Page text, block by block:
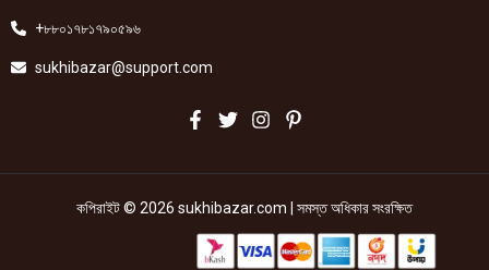
+৮৮০১৭৮১৭৯০৫৯৬
sukhibazar@support.com
কপিরাইট © 2026 sukhibazar.com | সমস্ত অধিকার সংরক্ষিত